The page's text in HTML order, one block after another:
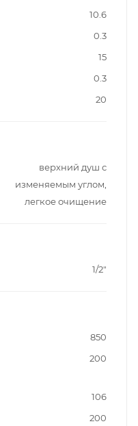
10.6
0.3
15
0.3
20
верхний душ с
изменяемым углом,
легкое очищение
1/2"
850
200
106
200